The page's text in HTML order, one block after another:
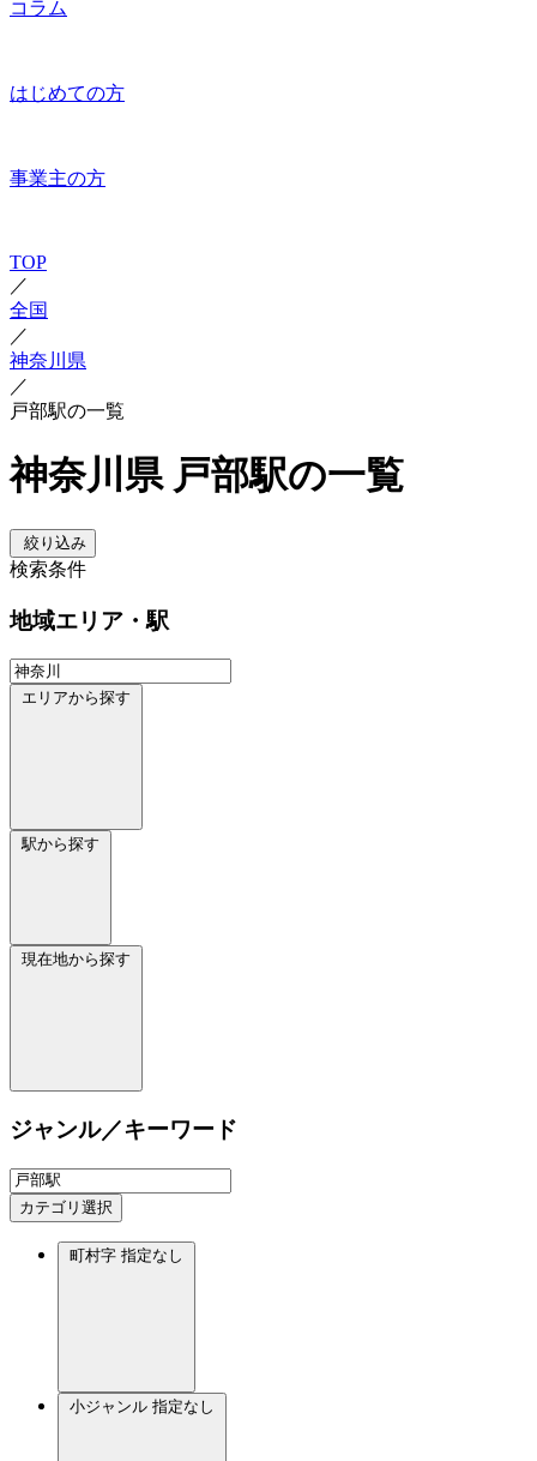
コラム
はじめての方
事業主の方
TOP
／
全国
／
神奈川県
／
戸部駅の一覧
神奈川県 戸部駅の一覧
絞り込み
検索条件
地域エリア・駅
エリアから探す
駅から探す
現在地から探す
ジャンル／キーワード
カテゴリ選択
町村字 指定なし
小ジャンル 指定なし